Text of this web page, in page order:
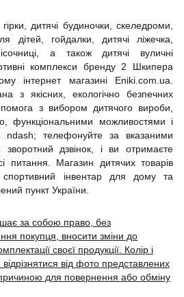
дитячі будиночки, скеледроми,
дітей, гойдалки, дитячі ліжечка,
а також дитячі вуличні
комплекси бренду 2 Шкипера
інтернет магазині Eniki.сom.ua.
з якісних, екологічно безпечних
з вибором дитячого вироби,
функціональними можливостями і
ndash; телефонуйте за вказаними
дзвінок, і ви отримаєте
питання. Магазин дитячих товарів
спортивний інвентар для дому та
пункт України.
за собою право, без
покупця, вносити зміни до
своєї продукції. Колір і
від фото представлених
для повернення або обміну